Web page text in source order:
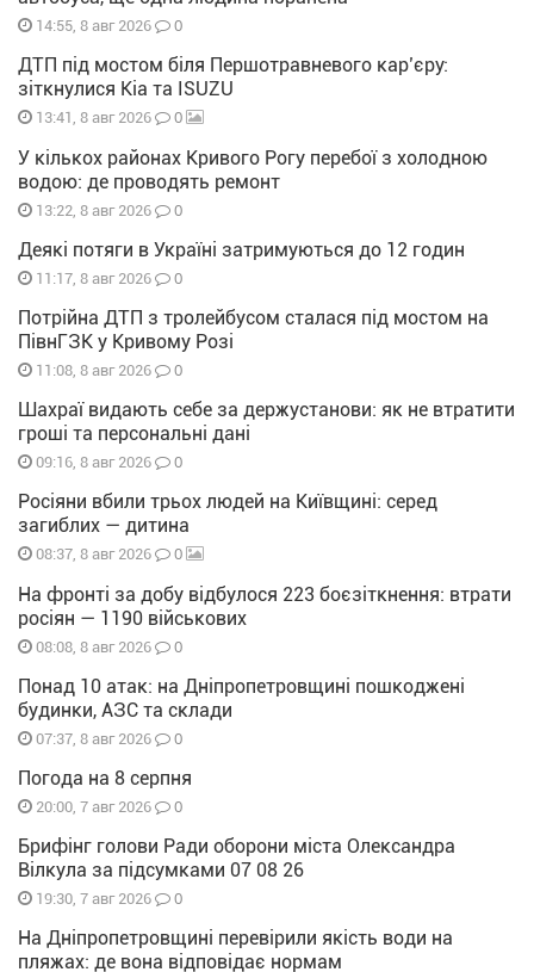
14:55, 8 авг 2026 0
ДТП під мостом біля Першотравневого кар’єру:
зіткнулися Kia та ISUZU
13:41, 8 авг 2026 0
У кількох районах Кривого Рогу перебої з холодною
водою: де проводять ремонт
13:22, 8 авг 2026 0
Деякі потяги в Україні затримуються до 12 годин
11:17, 8 авг 2026 0
Потрійна ДТП з тролейбусом сталася під мостом на
ПівнГЗК у Кривому Розі
11:08, 8 авг 2026 0
Шахраї видають себе за держустанови: як не втратити
гроші та персональні дані
09:16, 8 авг 2026 0
Росіяни вбили трьох людей на Київщині: серед
загиблих — дитина
08:37, 8 авг 2026 0
На фронті за добу відбулося 223 боєзіткнення: втрати
росіян — 1190 військових
08:08, 8 авг 2026 0
Понад 10 атак: на Дніпропетровщині пошкоджені
будинки, АЗС та склади
07:37, 8 авг 2026 0
Погода на 8 серпня
20:00, 7 авг 2026 0
Брифінг голови Ради оборони міста Олександра
Вілкула за підсумками 07 08 26
19:30, 7 авг 2026 0
На Дніпропетровщині перевірили якість води на
пляжах: де вона відповідає нормам